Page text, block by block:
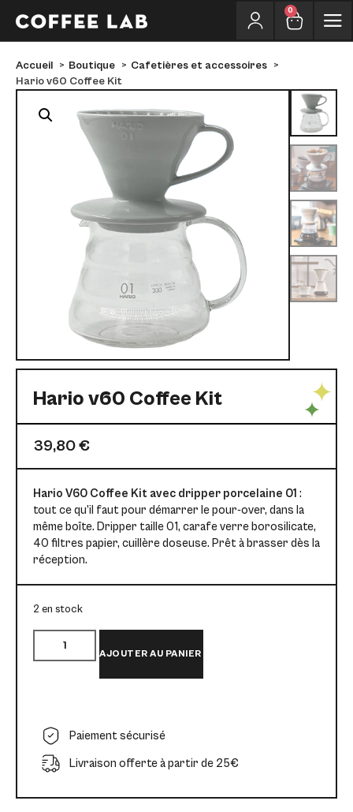
0
Accueil Boutique
Cafetières et accessoires
Hario v60 Coffee Kit
Hario v60 Coffee Kit
39,80€
Hario V60 Coffee Kit avec dripper porcelaine 01 :
tout ce qu’il faut pour démarrer le pour-over, dans la
même boîte. Dripper taille 01, carafe verre borosilicate,
40 filtres papier, cuillère doseuse. Prêt à brasser dès la
réception.
2 en stock
AJOUTER AU PANIER
Paiement sécurisé
Livraison offerte à partir de 25€